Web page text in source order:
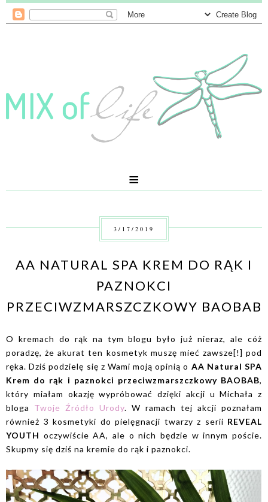
≡
3/17/2019
AA NATURAL SPA KREM DO RĄK I
PAZNOKCI
PRZECIWZMARSZCZKOWY BAOBAB
O kremach do rąk na tym blogu było już nieraz, ale cóż
poradzę, że akurat ten kosmetyk muszę mieć zawsze[!] pod
ręka. Dziś podzielę się z Wami moją opinią o AA Natural SPA
Krem do rąk i paznokci przeciwzmarszczkowy BAOBAB,
który miałam okazję wypróbować dzięki akcji u Michała z
bloga Twoje Źródło Urody. W ramach tej akcji poznałam
również 3 kosmetyki do pielęgnacji twarzy z serii REVEAL
YOUTH oczywiście AA, ale o nich będzie w innym poście.
Skupmy się dziś na kremie do rąk i paznokci.